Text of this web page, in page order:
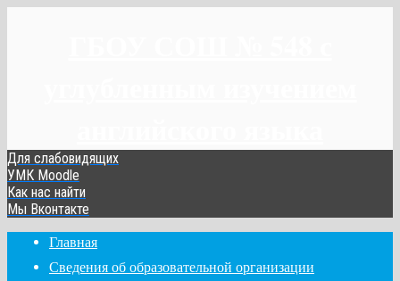
Для слабовидящих
УМК Moodle
Как нас найти
Мы Вконтакте
Главная
Сведения об образовательной организации